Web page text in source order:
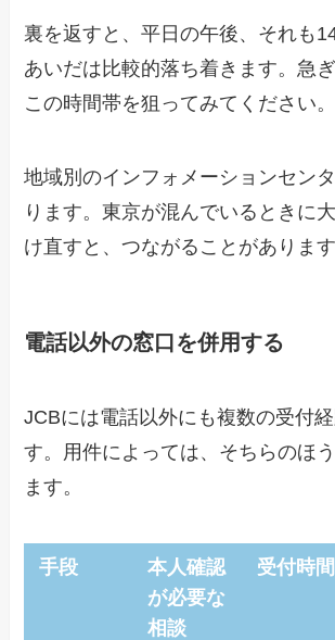
裏を返すと、平日の午後、それも
あいだは比較的落ち着きます。急ぎ
この時間帯を狙ってみてください。
地域別のインフォメーションセン
ります。東京が混んでいるときに
け直すと、つながることがあります
電話以外の窓口を併用する
JCBには電話以外にも複数の受付
す。用件によっては、そちらのほ
ます。
手段
本人確認
が必要な
相談
受付時間